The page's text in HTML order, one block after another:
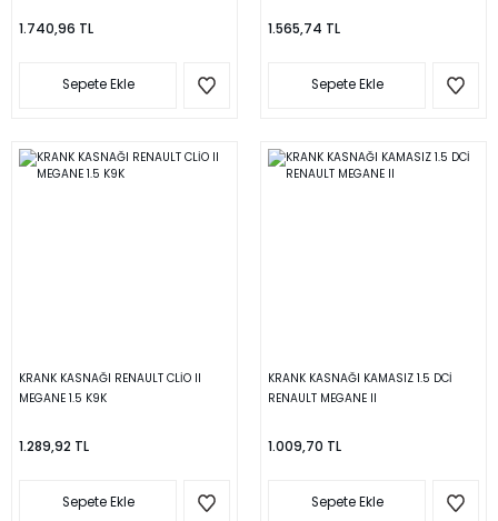
1.740,96 TL
Sepete Ekle
1.565,74 TL
Sepete Ekle
KRANK KASNAĞI RENAULT CLİO II
MEGANE 1.5 K9K
1.289,92 TL
Sepete Ekle
KRANK KASNAĞI KAMASIZ 1.5 DCİ
RENAULT MEGANE II
1.009,70 TL
Sepete Ekle